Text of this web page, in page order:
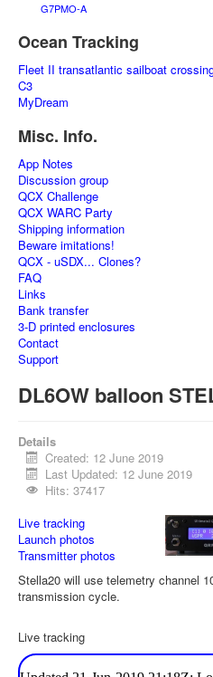
G7PMO-A
Ocean Tracking
Fleet II transatlantic sailboat
C3
MyDream
Misc. Info.
App Notes
Discussion group
QCX Challenge
QCX WARC Party
Shipping information
Beware imitations!
QCX - uSDX... Clones?
FAQ
Links
Bank transfer
3-D printed enclosures
Contact
Support
DL6OW balloon
Details
Created: 12 June 2019
Last Updated: 12 June 2019
Hits: 37417
Live tracking
Launch photos
Transmitter photos
Stella20 will use telemetry channel
transmission cycle.
Live tracking